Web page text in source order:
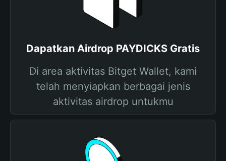
Dapatkan Airdrop PAYDICKS Gratis
Di area aktivitas Bitget Wallet, kami
telah menyiapkan berbagai jenis
aktivitas airdrop untukmu